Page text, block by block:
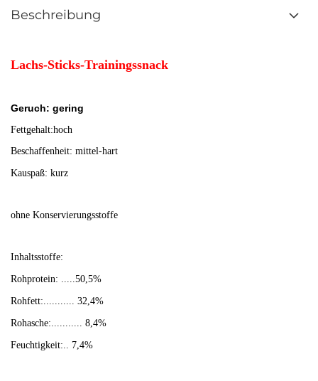
Beschreibung
Lachs-Sticks-Trainingssnack
Geruch: gering
Fettgehalt:hoch
Beschaffenheit: mittel-hart
Kauspaß: kurz
ohne Konservierungsstoffe
Inhaltsstoffe:
Rohprotein: .....50,5%
Rohfett:........... 32,4%
Rohasche:........... 8,4%
Feuchtigkeit:.. 7,4%